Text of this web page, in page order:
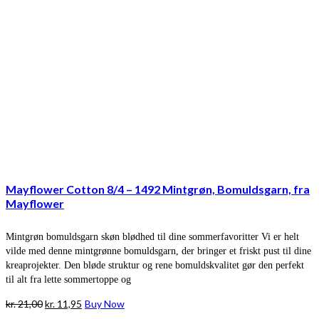
Mayflower Cotton 8/4 – 1492 Mintgrøn, Bomuldsgarn, fra
Mayflower
Mintgrøn bomuldsgarn skøn blødhed til dine sommerfavoritter Vi er helt
vilde med denne mintgrønne bomuldsgarn, der bringer et friskt pust til dine
kreaprojekter. Den bløde struktur og rene bomuldskvalitet gør den perfekt
til alt fra lette sommertoppe og
kr.21,00Den
kr. 11,95 Den
Buy Now